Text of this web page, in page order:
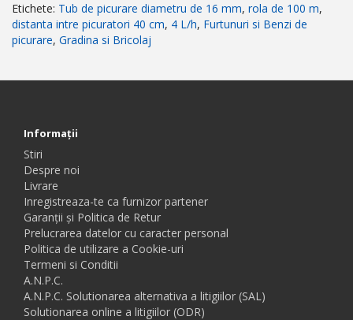
Etichete: Tub de picurare diametru de 16 mm, rola de 100 m,
distanta intre picuratori 40 cm, 4 L/h, Furtunuri si Benzi de
picurare, Gradina si Bricolaj
Informaţii
Stiri
Despre noi
Livrare
Inregistreaza-te ca furnizor partener
Garanții și Politica de Retur
Prelucrarea datelor cu caracter personal
Politica de utilizare a Cookie-uri
Termeni si Conditii
A.N.P.C.
A.N.P.C. Solutionarea alternativa a litigiilor (SAL)
Solutionarea online a litigiilor (ODR)